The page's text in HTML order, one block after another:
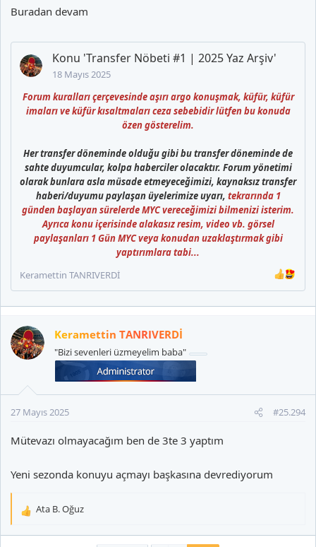
Buradan devam
Konu 'Transfer Nöbeti #1 | 2025 Yaz Arşiv'
18 Mayıs 2025
Forum kuralları çerçevesinde aşırı argo konuşmak, küfür, küfür
imaları ve küfür kısaltmaları ceza sebebidir lütfen bu konuda
özen gösterelim.
Her transfer döneminde olduğu gibi bu transfer döneminde de
sahte duyumcular, kolpa haberciler olacaktır. Forum yönetimi
olarak bunlara asla müsade etmeyeceğimizi, kaynaksız transfer
haberi/duyumu paylaşan üyelerimize uyarı, tekrarında 1
günden başlayan sürelerde MYC vereceğimizi bilmenizi isterim.
Ayrıca konu içerisinde alakasız resim, video vb. görsel
paylaşanları 1 Gün MYC veya konudan uzaklaştırmak gibi
yaptırımlara tabi...
Keramettin TANRIVERDİ
Keramettin TANRIVERDİ
"Bizi sevenleri üzmeyelim baba"
27 Mayıs 2025 #25.294
Mütevazı olmayacağım ben de 3te 3 yaptım
Yeni sezonda konuyu açmayı başkasına devrediyorum
T
Ata B. Oğuz